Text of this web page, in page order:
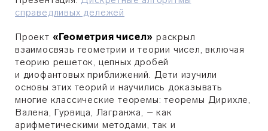
справедливых дележей
Проект «Геометрия чисел» раскрыл
взаимосвязь геометрии и теории чисел, включая
теорию решеток, цепных дробей
и диофантовых приближений. Дети изучили
основы этих теорий и научились доказывать
многие классические теоремы: теоремы Дирихле,
Валена, Гурвица, Лагранжа, – как
арифметическими методами, так и